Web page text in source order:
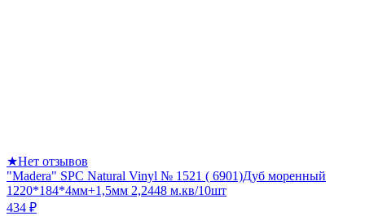
★Нет отзывов
"Madera" SPC Natural Vinyl № 1521 ( 6901)Дуб моренный
1220*184*4мм+1,5мм 2,2448 м.кв/10шт
434 ₽